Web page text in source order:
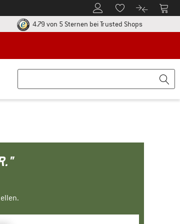
Zum KundenkontoZum Merkzettel.
Zum Zum
Richtlinien Öffnet sich in einer Infobox
4.79 von 5 Sternen bei Trusted ShopsFinde alle